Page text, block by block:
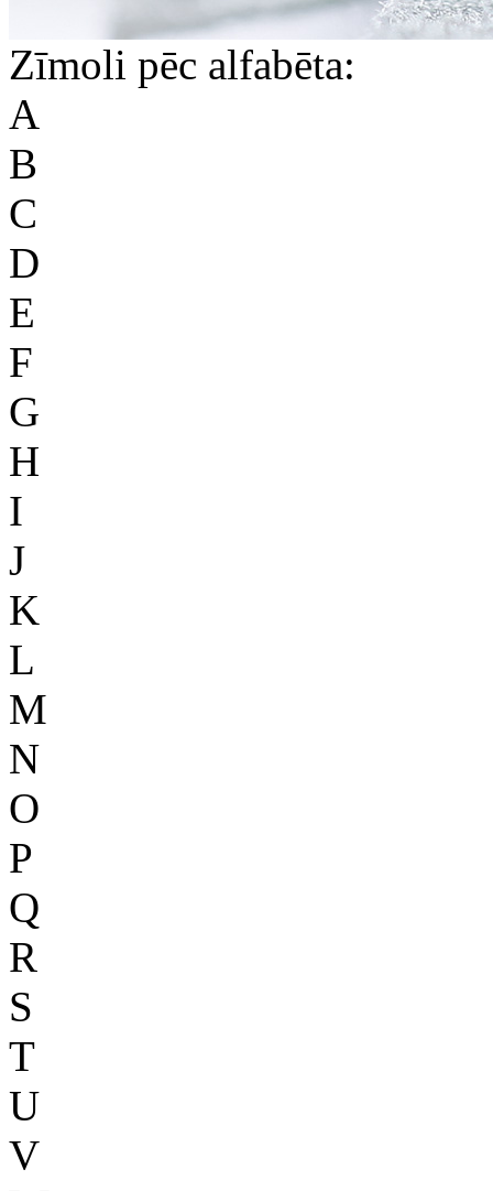
Zīmoli pēc alfabēta:
A
B
C
D
E
F
G
H
I
J
K
L
M
N
O
P
Q
R
S
T
U
V